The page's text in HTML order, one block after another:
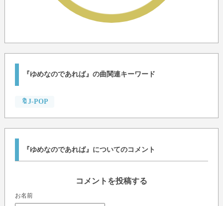
『ゆめなのであれば』の曲関連キーワード
🔖J-POP
『ゆめなのであれば』についてのコメント
コメントを投稿する
お名前